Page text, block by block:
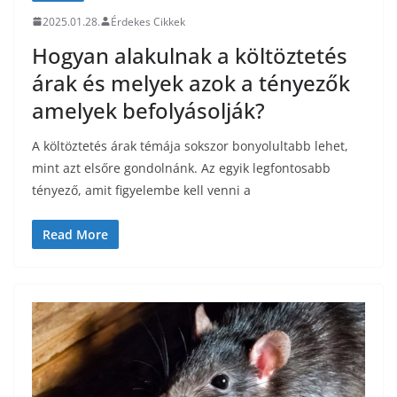
2025.01.28. Érdekes Cikkek
Hogyan alakulnak a költöztetés
árak és melyek azok a tényezők
amelyek befolyásolják?
A költöztetés árak témája sokszor bonyolultabb lehet,
mint azt elsőre gondolnánk. Az egyik legfontosabb
tényező, amit figyelembe kell venni a
Read More